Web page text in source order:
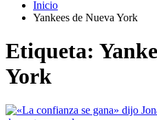
Inicio
Yankees de Nueva York
Etiqueta:
York